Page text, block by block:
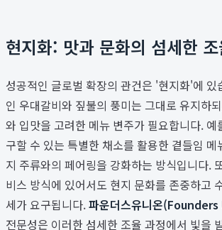
현지화: 맛과 문화의 섬세한
성공적인 글로벌 확장의 관건은 '현지화'에 있
인 우대갈비와 짚불의 풍미는 그대로 유지하
와 입맛을 고려한 메뉴 변주가 필요합니다.
구할 수 있는 특별한 채소를 활용한 곁들임 메
지 주류와의 페어링을 강화하는 방식입니다.
비스 방식에 있어서도 현지 문화를 존중하고
세가 요구됩니다.파운더스유니온
전문성은 이러한 섬세한 조율 과정에서 빛을